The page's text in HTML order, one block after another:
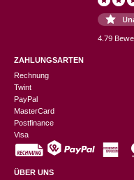
4.79
ZAHLUNGSARTEN
Rechnung
Twint
PayPal
MasterCard
Postfinance
Visa
ÜBER UNS